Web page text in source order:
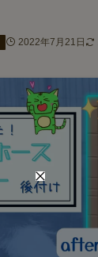
2022年7月21日